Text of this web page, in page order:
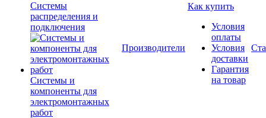
Системы
распределения и
подключения
Системы и
компоненты для
электромонтажных
работ
Производители
Как купить
Условия
оплаты
Условия
доставки
Гарантия
на товар